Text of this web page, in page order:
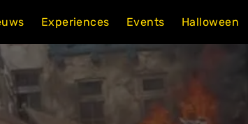
Experiences Events Halloween